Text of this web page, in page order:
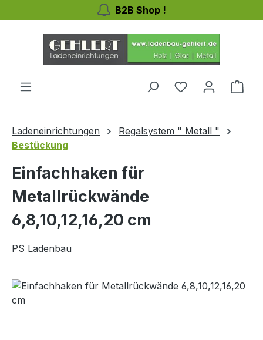
Zum Hauptinhalt springenB2B Shop !
Ladeneinrichtungen
Regalsystem " Metall "
Bestückung
Einfachhaken für
Metallrückwände
6,8,10,12,16,20 cm
PS Ladenbau